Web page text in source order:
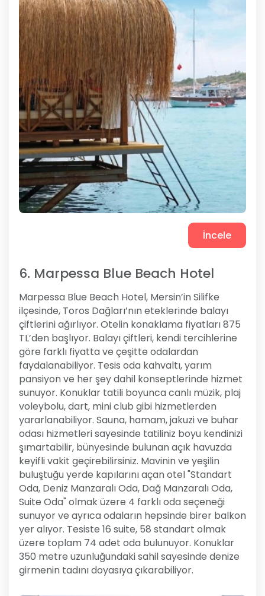
İncele
6. Marpessa Blue Beach Hotel
Marpessa Blue Beach Hotel, Mersin’in Silifke
ilçesinde, Toros Dağları’nın eteklerinde balayı
çiftlerini ağırlıyor. Otelin konaklama fiyatları 875
TL’den başlıyor. Balayı çiftleri, kendi tercihlerine
göre farklı fiyatta ve çeşitte odalardan
faydalanabiliyor. Tesis oda kahvaltı, yarım
pansiyon ve her şey dahil konseptlerinde hizmet
sunuyor. Konuklar tatili boyunca canlı müzik, plaj
voleybolu, dart, mini club gibi hizmetlerden
yararlanabiliyor. Sauna, hamam, jakuzi ve buhar
odası hizmetleri sayesinde tatiliniz boyu kendinizi
şımartabilir, bünyesinde bulunan açık havuzda
keyifli vakit geçirebilirsiniz. Mavinin ve yeşilin
buluştuğu yerde kapılarını açan otel "Standart
Oda, Deniz Manzaralı Oda, Dağ Manzaralı Oda,
Suite Oda" olmak üzere 4 farklı oda seçeneği
sunuyor ve ayrıca odaların hepsinde birer balkon
yer alıyor. Tesiste 16 suite, 58 standart olmak
üzere toplam 74 adet oda bulunuyor. Konuklar
350 metre uzunluğundaki sahil sayesinde denize
girmenin tadını doyasıya çıkarabiliyor.